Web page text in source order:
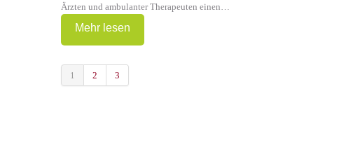
Ärzten und ambulanter Therapeuten einen…
Mehr lesen
1 2 3